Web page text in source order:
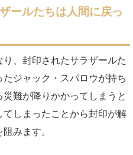
ールたちは人間に戻っ
、封印されたサラザールた
ジャック・スパロウが持ち
難が降りかかってしまうと
しまったことから封印が解
みます。